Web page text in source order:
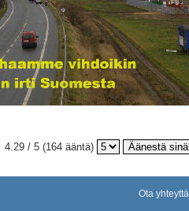
4.29 / 5 (164 ääntä)
Ota